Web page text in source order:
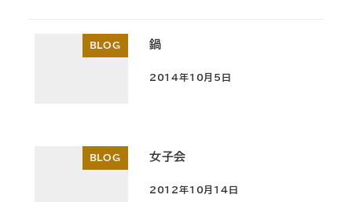
BLOG 鍋
投稿日
2014年10月5日
BLOG 女子会
投稿日
2012年10月14日